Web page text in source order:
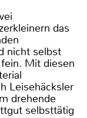
das
nicht selbst
Mit diesen
Leisehäcksler
drehende
selbsttätig